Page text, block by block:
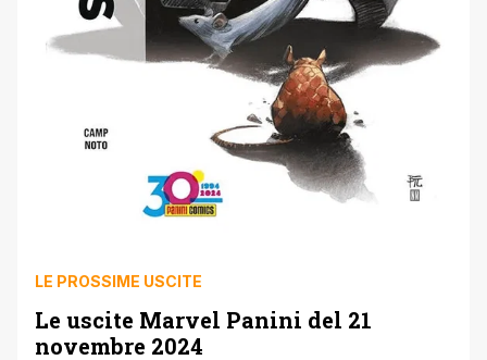
LE PROSSIME USCITE
Le uscite Marvel Panini del 21
novembre 2024